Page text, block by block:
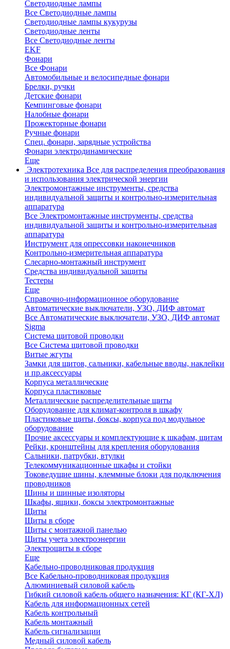
Светодиодные лампы
Все Светодиодные лампы
Светодиодные лампы кукурузы
Светодиодные ленты
Все Светодиодные ленты
EKF
Фонари
Все Фонари
Автомобильные и велосипедные фонари
Брелки, ручки
Детские фонари
Кемпинговые фонари
Налобные фонари
Прожекторные фонари
Ручные фонари
Спец. фонари, зарядные устройства
Фонари электродинамические
Еще
Электротехника Все для распределения преобразования
и использования электрической энергии
Электромонтажные инструменты, средства
индивидуальной защиты и контрольно-измерительная
аппаратура
Все Электромонтажные инструменты, средства
индивидуальной защиты и контрольно-измерительная
аппаратура
Инструмент для опрессовки наконечников
Контрольно-измерительная аппаратура
Слесарно-монтажный инструмент
Средства индивидуальной защиты
Тестеры
Еще
Справочно-информационное оборудование
Автоматические выключатели, УЗО, ДИФ автомат
Все Автоматические выключатели, УЗО, ДИФ автомат
Sigma
Система щитовой проводки
Все Система щитовой проводки
Витые жгуты
Замки для щитов, сальники, кабельные вводы, наклейки
и пр.аксессуары
Корпуса металлические
Корпуса пластиковые
Металлические распределительные щиты
Оборудование для климат-контроля в шкафу
Пластиковые щиты, боксы, корпуса под модульное
оборудование
Прочие аксессуары и комплектующие к шкафам, щитам
Рейки, кронштейны для крепления оборудования
Сальники, патрубки, втулки
Телекоммуникационные шкафы и стойки
Токоведущие шины, клеммные блоки для подключения
проводников
Шины и шинные изоляторы
Шкафы, ящики, боксы электромонтажные
Щиты
Щиты в сборе
Щиты с монтажной панелью
Щиты учета электроэнергии
Электрощиты в сборе
Еще
Кабельно-проводниковая продукция
Все Кабельно-проводниковая продукция
Алюминиевый силовой кабель
Гибкий силовой кабель общего назначения: КГ (КГ-ХЛ)
Кабель для информационных сетей
Кабель контрольный
Кабель монтажный
Кабель сигнализации
Медный силовой кабель